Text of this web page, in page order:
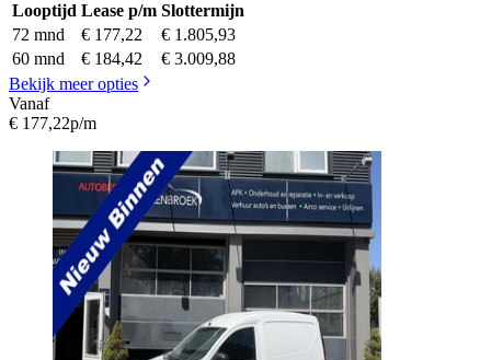
Looptijd Lease p/m Slottermijn
72 mnd
€ 177,22
€ 1.805,93
60 mnd
€ 184,42
€ 3.009,88
Bekijk meer opties
Vanaf
€ 177,22p/m